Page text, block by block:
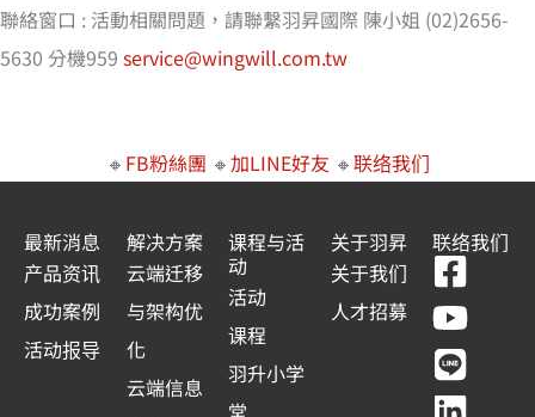
聯絡窗口 : 活動相關問題，請聯繫羽昇國際 陳小姐 (02)2656-
5630 分機959 service@wingwill.com.tw
🔸 FB粉絲團 🔸加LINE好友 🔸联络我们
最新消息
产品资讯
成功案例
活动报导
解决方案
云端迁移
与架构优
化
云端信息
课程与活
动
活动
课程
羽升小学
堂
关于羽昇
关于我们
人才招募
联络我们
F
a
c
e
Y
o
u
t
L
i
n
e
L
i
n
k